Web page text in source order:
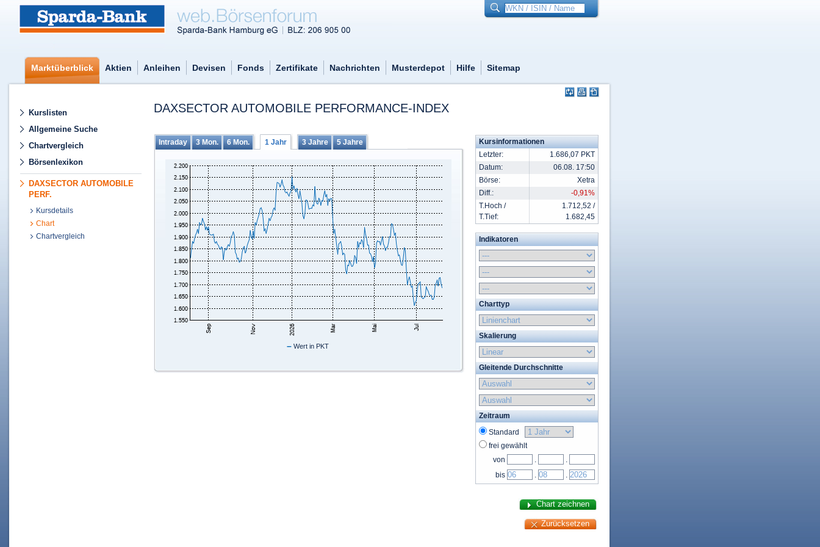
Marktüberblick Aktien Anleihen Devisen Fonds Zertifikate Nachrichten Musterdepot Hilfe Sitemap
Kurslisten
Allgemeine Suche
Chartvergleich
Börsenlexikon
DAXSECTOR AUTOMOBILE
PERF.
Kursdetails
Chart
Chartvergleich
DAXSECTOR AUTOMOBILE PERFORMANCE-INDEX
Intraday 3 Mon. 6 Mon. 1 Jahr 3 Jahre 5 Jahre
–Wert in PKT
Kursinformationen
Letzter:
1.686,07 PKT
Datum:
06.08. 17:50
Börse:
Xetra
Diff.:
-0,91%
T.Hoch /
T.Tief:
1.712,52 /
1.682,45
Indikatoren
Charttyp
Skalierung
Gleitende Durchschnitte
Zeitraum
Standard
frei gewählt
von
.
.
bis
. .